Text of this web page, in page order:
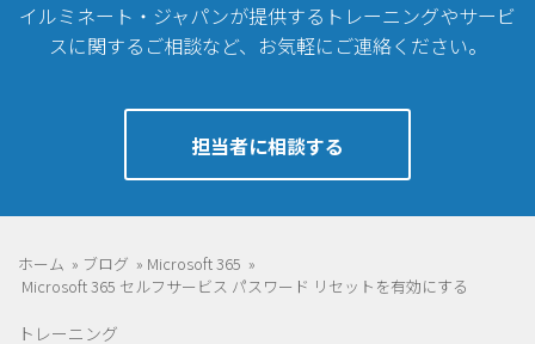
イルミネート・ジャパンが提供するトレーニングやサービ
スに関するご相談など、 お気軽にご連絡ください。
担当者に相談する
ホーム » ブログ » Microsoft 365 »
Microsoft 365 セルフサービス パスワード リセットを有効にする
トレーニング